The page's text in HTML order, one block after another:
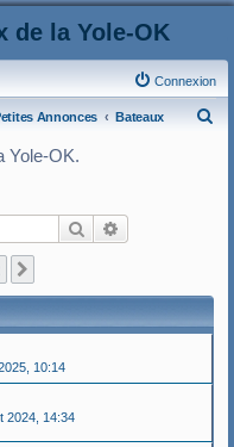
de la Yole-OK
Connexion
Annonces Bateaux
Yole-OK.
Rechercher
10:14
2024, 14:34